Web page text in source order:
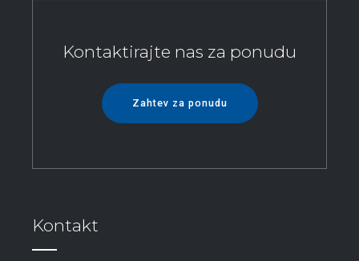
Kontaktirajte nas za ponudu
Zahtev za ponudu
Kontakt